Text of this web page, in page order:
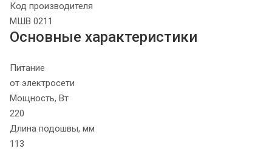
Код производителя
МШВ 0211
Основные характеристики
Питание
от электросети
Мощность, Вт
220
Длина подошвы, мм
113